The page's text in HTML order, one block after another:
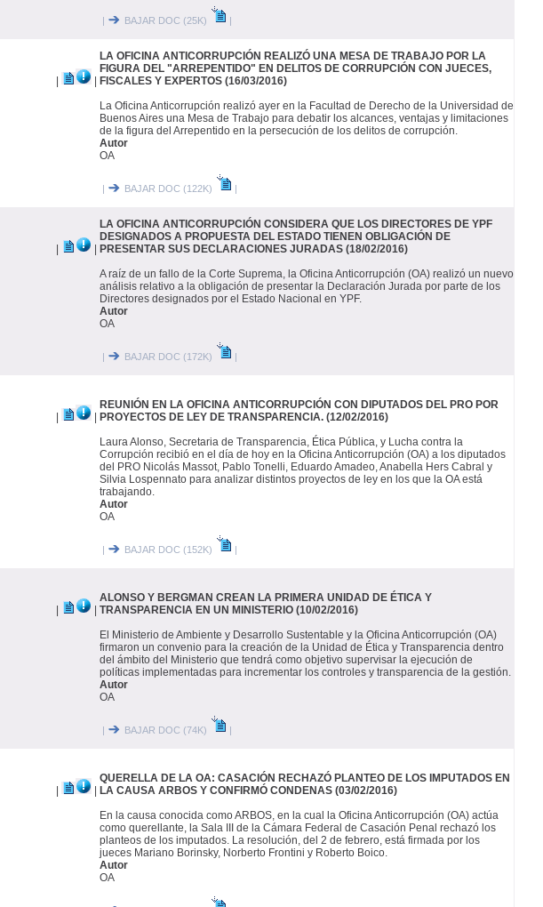
| BAJAR DOC (25K) |
LA OFICINA ANTICORRUPCIÓN REALIZÓ UNA MESA DE TRABAJO POR LA
FIGURA DEL "ARREPENTIDO" EN DELITOS DE CORRUPCIÓN CON JUECES,
FISCALES Y EXPERTOS (16/03/2016)
La Oficina Anticorrupción realizó ayer en la Facultad de Derecho de la Universidad de
Buenos Aires una Mesa de Trabajo para debatir los alcances, ventajas y limitaciones
de la figura del Arrepentido en la persecución de los delitos de corrupción.
Autor
OA
| BAJAR DOC (122K) |
LA OFICINA ANTICORRUPCIÓN CONSIDERA QUE LOS DIRECTORES DE YPF
DESIGNADOS A PROPUESTA DEL ESTADO TIENEN OBLIGACIÓN DE
PRESENTAR SUS DECLARACIONES JURADAS (18/02/2016)
A raíz de un fallo de la Corte Suprema, la Oficina Anticorrupción (OA) realizó un nuevo
análisis relativo a la obligación de presentar la Declaración Jurada por parte de los
Directores designados por el Estado Nacional en YPF.
Autor
OA
| BAJAR DOC (172K) |
REUNIÓN EN LA OFICINA ANTICORRUPCIÓN CON DIPUTADOS DEL PRO POR
PROYECTOS DE LEY DE TRANSPARENCIA. (12/02/2016)
Laura Alonso, Secretaria de Transparencia, Ética Pública, y Lucha contra la
Corrupción recibió en el día de hoy en la Oficina Anticorrupción (OA) a los diputados
del PRO Nicolás Massot, Pablo Tonelli, Eduardo Amadeo, Anabella Hers Cabral y
Silvia Lospennato para analizar distintos proyectos de ley en los que la OA está
trabajando.
Autor
OA
| BAJAR DOC (152K) |
ALONSO Y BERGMAN CREAN LA PRIMERA UNIDAD DE ÉTICA Y
TRANSPARENCIA EN UN MINISTERIO (10/02/2016)
El Ministerio de Ambiente y Desarrollo Sustentable y la Oficina Anticorrupción (OA)
firmaron un convenio para la creación de la Unidad de Ética y Transparencia dentro
del ámbito del Ministerio que tendrá como objetivo supervisar la ejecución de
políticas implementadas para incrementar los controles y transparencia de la gestión.
Autor
OA
| BAJAR DOC (74K) |
QUERELLA DE LA OA: CASACIÓN RECHAZÓ PLANTEO DE LOS IMPUTADOS EN
LA CAUSA ARBOS Y CONFIRMÓ CONDENAS (03/02/2016)
En la causa conocida como ARBOS, en la cual la Oficina Anticorrupción (OA) actúa
como querellante, la Sala III de la Cámara Federal de Casación Penal rechazó los
planteos de los imputados. La resolución, del 2 de febrero, está firmada por los
jueces Mariano Borinsky, Norberto Frontini y Roberto Boico.
Autor
OA